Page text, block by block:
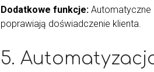
Dodatkowe funkcje: Automatyczne
poprawiają doświadczenie klienta.
5.